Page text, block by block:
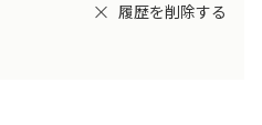
履歴を削除する